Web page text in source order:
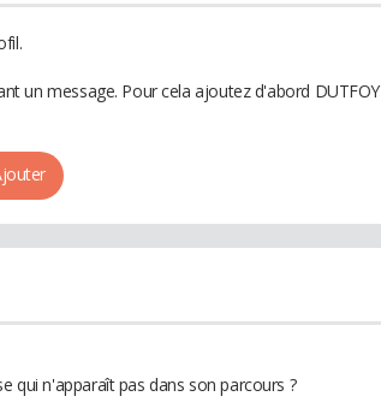
un message. Pour cela ajoutez d'abord DUTFOY
qui n'apparaît pas dans son parcours ?